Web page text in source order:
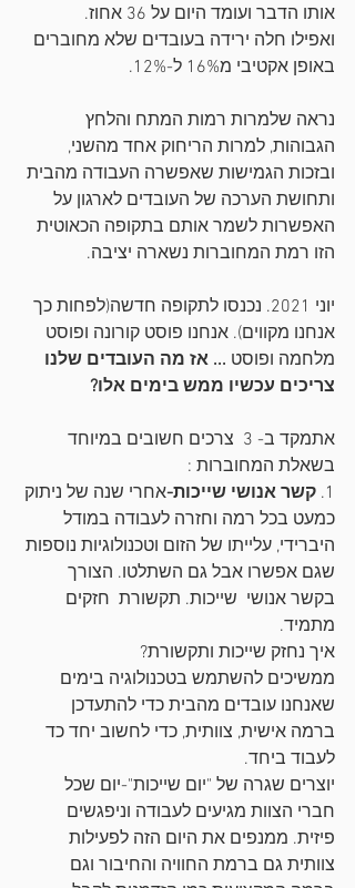
אותו הדבר ועומד היום על 36 אחוז.
ואפילו חלה ירידה בעובדים שלא מחוברים
באופן אקטיבי מ16% ל-12%.
נראה שלמרות רמות המתח והלחץ
הגבוהות, למרות הריחוק אחד מהשני,
ובזכות הגמישות שאפשרה העבודה מהבית
ותחושת הערכה של העובדים לארגון על
האפשרות לשמר אותם בתקופה הכאוטית
הזו רמת המחוברות נשארה יציבה.
יוני 2021. נכנסו לתקופה חדשה(לפחות כך
אנחנו מקווים). אנחנו פוסט קורונה ופוסט
מלחמה ופוסט ... אז מה העובדים שלנו
צריכים עכשיו ממש בימים אלו?
אתמקד ב- 3  צרכים חשובים במיוחד
בשאלת המחוברות :
1. קשר אנושי שייכות-אחרי שנה של ניתוק
כמעט בכל רמה וחזרה לעבודה במודל
היברידי, עלייתו של הזום וטכנולוגיות נוספות
שגם אפשרו אבל גם השתלטו. הצורך
בקשר אנושי  שייכות. תקשורת  חזקים
מתמיד.
איך נחזק שייכות ותקשורת?
ממשיכים להשתמש בטכנולוגיה בימים
שאנחנו עובדים מהבית כדי להתעדכן
ברמה אישית, צוותית, כדי לחשוב יחד כד
לעבוד ביחד.
יוצרים שגרה של "יום שייכות"-יום שכל
חברי הצוות מגיעים לעבודה וניפגשים
פיזית. ממנפים את היום הזה לפעילות
צוותית גם ברמת החוויה והחיבור וגם